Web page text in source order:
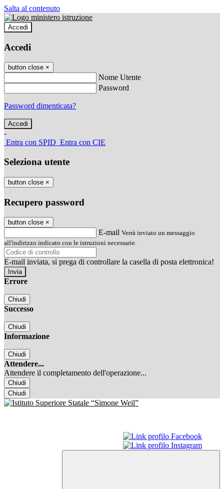
Salta al contenuto
Accedi
Accedi
button close ×
Nome Utente
Password
Password dimenticata?
-
Entra con SPID Entra con CIE
Seleziona utente
button close ×
Recupero password
button close ×
E-mail Verrà inviato un messaggio
all'indirizzo indicato con le istruzioni necessarie.
E-mail inviata, si prega di controllare la casella di posta elettronica!
Errore
Chiudi
Successo
Chiudi
Informazione
Chiudi
Attendere...
Attendere il completamento dell'operazione...
Chiudi
Chiudi